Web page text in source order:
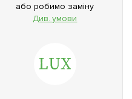
або робимо заміну
Див. умови